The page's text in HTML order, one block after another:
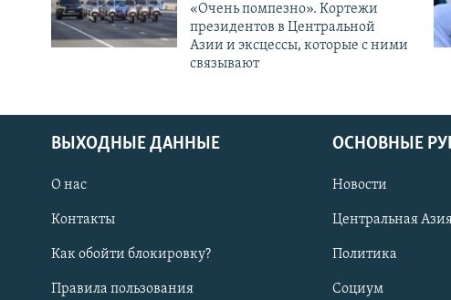
«Очень помпезно». Кортежи
президентов в Центральной
Азии и эксцессы, которые с ними
связывают
ВЫХОДНЫЕ ДАННЫЕ
О нас
Контакты
Как обойти блокировку?
Правила пользования
ОСНОВНЫЕ
Новости
Центральная
Политика
Социум